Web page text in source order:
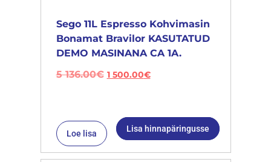
Sego 11L Espresso Kohvimasin
Bonamat Bravilor KASUTATUD
DEMO MASINANA CA 1A.
5 136.00€ 1 500.00€
Loe lisa Lisa hinnapäringusse